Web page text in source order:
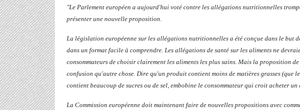
"Le Parlement européen a aujourd'hui voté contre les allégations nutritionnelles
présenter une nouvelle proposition.
La législation européenne sur les allégations nutritionnelles a été conçue dans le but
dans un format facile à comprendre. Les allégations de santé sur les aliments ne
consommateurs de choisir clairement les aliments les plus sains. Mais la proposition
confusion qu'autre chose. Dire qu'un produit contient moins de matières grasses
contient beaucoup de sucres ou de sel, embobine le consommateur qui croit acheter
La Commission européenne doit maintenant faire de nouvelles propositions avec